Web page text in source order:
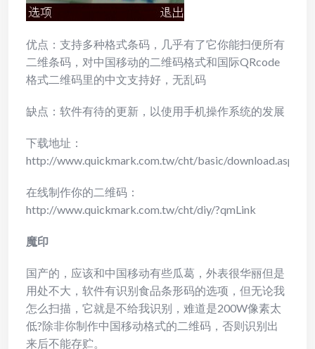
优点：支持多种格式条码，几乎有了它你能扫便所有
二维条码，对中国移动的二维码格式和国际QRcode
格式二维码里的中文支持好，无乱码
缺点：软件有待的更新，以使用手机操作系统的发展
下载地址：
http://www.quickmark.com.tw/cht/basic/download.asp
在线制作你的二维码：
http://www.quickmark.com.tw/cht/diy/?qmLink
魔印
国产的，应该和中国移动有些瓜葛，外表很华丽但是
用处不大，软件有识别食品条形码的选项，但无论我
怎么扫描，它就是不给我识别，难道是200W像素太
低?除非你制作中国移动格式的二维码，否则识别出
来后不能存贮。